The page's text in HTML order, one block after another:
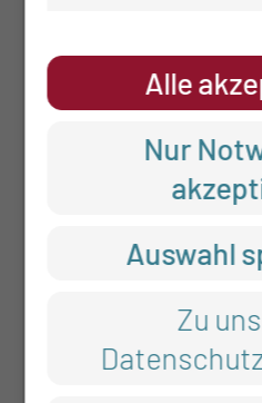
ADRESSE
CTK-Poliklinik
Thiemstr. 111
RECHTLICHES
Alle
Nur
Auswahl
Zu